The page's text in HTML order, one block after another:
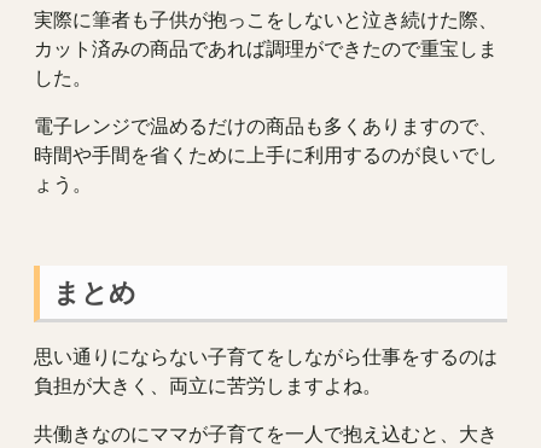
実際に筆者も子供が抱っこをしないと泣き続けた際、
カット済みの商品であれば調理ができたので重宝しま
した。
電子レンジで温めるだけの商品も多くありますので、
時間や手間を省くために上手に利用するのが良いでし
ょう。
まとめ
思い通りにならない子育てをしながら仕事をするのは
負担が大きく、両立に苦労しますよね。
共働きなのにママが子育てを一人で抱え込むと、大き